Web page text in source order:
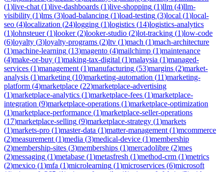
(1)live-chat (1)live-dashboards (1)live-shopping (1)llm (4)llm-
visibility (1)lms (3)load-balancing (1)load-testing (3)local (1)local-
seo (4)localization (24)logging (1)logistics (14)logistics-analytics
(1)lohnsteuer(1)looker(2)looker-studio (2)lot-tracking (1)low-code
(6)loyalty (3)loyalty-programs (2)ltv (1)mach (1)mach-architecture
(1)machine-learning (13)magento (4)mailchimp (1)maintenance
(4)make-or-buy (1)making-tax-digital (1)malaysia (1)managed-
services (1)management (1)manufacturing (53)margins (2)market-
analysis (1)marketing (10)marketing-automation (11)marketing-
platform (4)marketplace (22)marketplace-advertising
(1)marketplace-analytics (1)marketplace-fees (1)marketplace-
integration (9)marketplace-operations (1)marketplace-optimization
(1)marketplace-performance (1)marketplace-seller-operations
(17)marketplace-selling (9)marketplace-strategy (1)markets
(1)markets-pro (1)master-data (1)matter-management (1)mcommerce
(2)measurement (1)media (3)medical-device (1)membership
(2)membership-sites (3)memberships (1)mercadolibre (2)mes
(2)messaging (1)metabase (1)metasfresh (1)method-crm (1)metrics
(2)mexico (1)mfa (1)microlearning (1)microservices (6)microsoft